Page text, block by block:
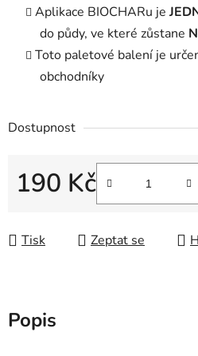
Aplikace BIOCHARu je
do půdy, ve které zůstane
Toto paletové balení je
obchodníky
Dostupnost
190 Kč
Tisk Zeptat se
Popis